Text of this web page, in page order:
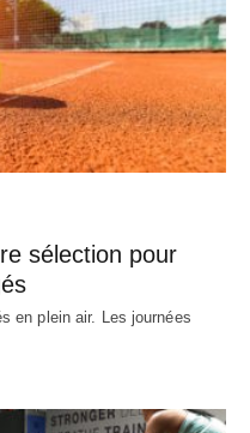
sélection pour
en plein air. Les journées